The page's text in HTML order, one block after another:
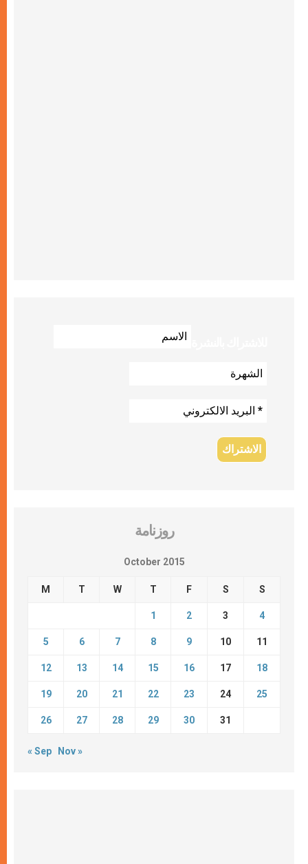
روزنامة
October 2015
M T W T F S S
1 2 3 4
5 6 7 8 9 10 11
12 13 14 15 16 17 18
19 20 21 22 23 24 25
26 27 28 29 30 31
« Sep Nov »